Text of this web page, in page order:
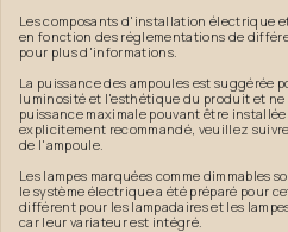
Les composants d'installation électrique
en fonction des réglementations de
pour plus d'informations.
La puissance des ampoules est suggérée
luminosité et l'esthétique du produit et ne
puissance maximale pouvant être
explicitement recommandé, veuillez
de l'ampoule.
Les lampes marquées comme dimmables
le système électrique a été préparé pour
différent pour les lampadaires et les
car leur variateur est intégré.